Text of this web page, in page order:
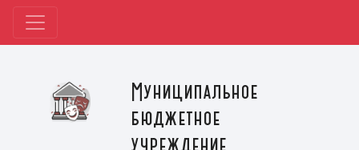
Муниципальное
бюджетное